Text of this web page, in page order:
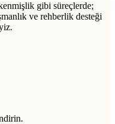
gibi süreçlerde;
ve rehberlik desteği